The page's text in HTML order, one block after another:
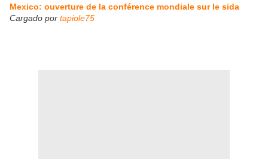
Mexico: ouverture de la conférence mondiale sur le sida
Cargado por tapiole75